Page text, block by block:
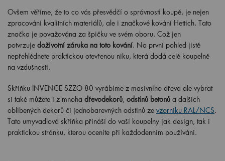
Ovšem věříme, že to co vás přesvědčí o správnosti koupě, je nejen
zpracování kvalitních materiálů, ale i značkové kování Hettich. Tato
značka je považována za špičku ve svém oboru. Což jen
potvrzuje doživotní záruka na toto kování. Na první pohled jistě
nepřehlédnete praktickou otevřenou niku, která dodá celé koupelně
na vzdušnosti.
Skříňku INVENCE SZZO 80 vyrábíme z masivního dřeva ale vybrat
si také můžete i z mnoha dřevodekorů, odstínů betonů a dalších
oblíbených dekorů či jednobarevných odstínů ze vzorníku RAL/NCS.
Tato umyvadlová skříňka přináší do vaší koupelny jak design, tak i
praktickou stránku, kterou oceníte při každodenním používání.